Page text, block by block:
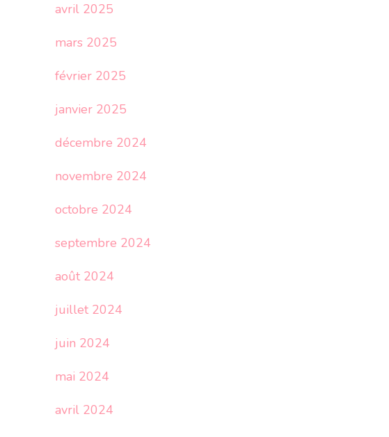
avril 2025
mars 2025
février 2025
janvier 2025
décembre 2024
novembre 2024
octobre 2024
septembre 2024
août 2024
juillet 2024
juin 2024
mai 2024
avril 2024